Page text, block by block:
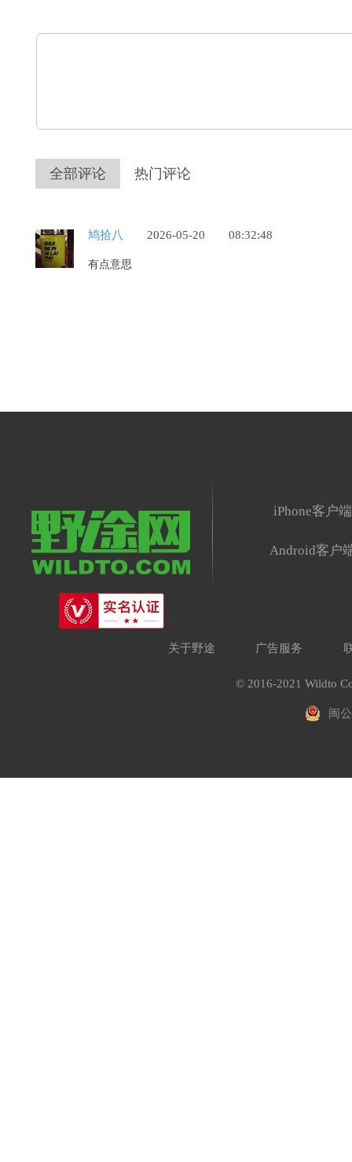
全部评论 热门评论
鸠拾八 2026-05-20 08:32:48
有点意思
iPhone客户端
Android客户
关于野途 广告服务
© 2016-2021 Wildto
闽